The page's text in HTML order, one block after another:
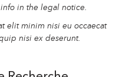
in the legal notice.
elit minim nisi eu occaecat
nisi ex deserunt.